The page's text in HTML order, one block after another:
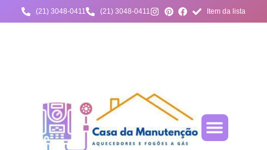
(21) 3048-0411 (21) 3048-0411 Item da lista